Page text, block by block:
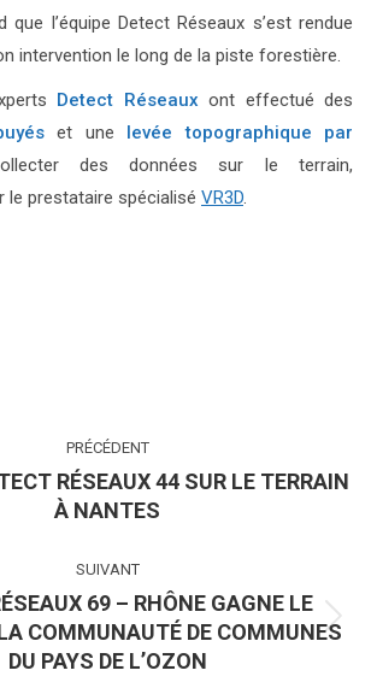
que l’équipe Detect Réseaux s’est rendue
intervention le long de la piste forestière.
Detect Réseaux ont effectué des
et une levée topographique par
des données sur le terrain,
le prestataire spécialisé VR3D.
PRÉCÉDENT
Article
:
RÉSEAUX 44 SUR LE TERRAIN
À NANTES
SUIVANT
Article
suivant
69 – RHÔNE GAGNE LE
COMMUNAUTÉ DE COMMUNES
DU PAYS DE L’OZON